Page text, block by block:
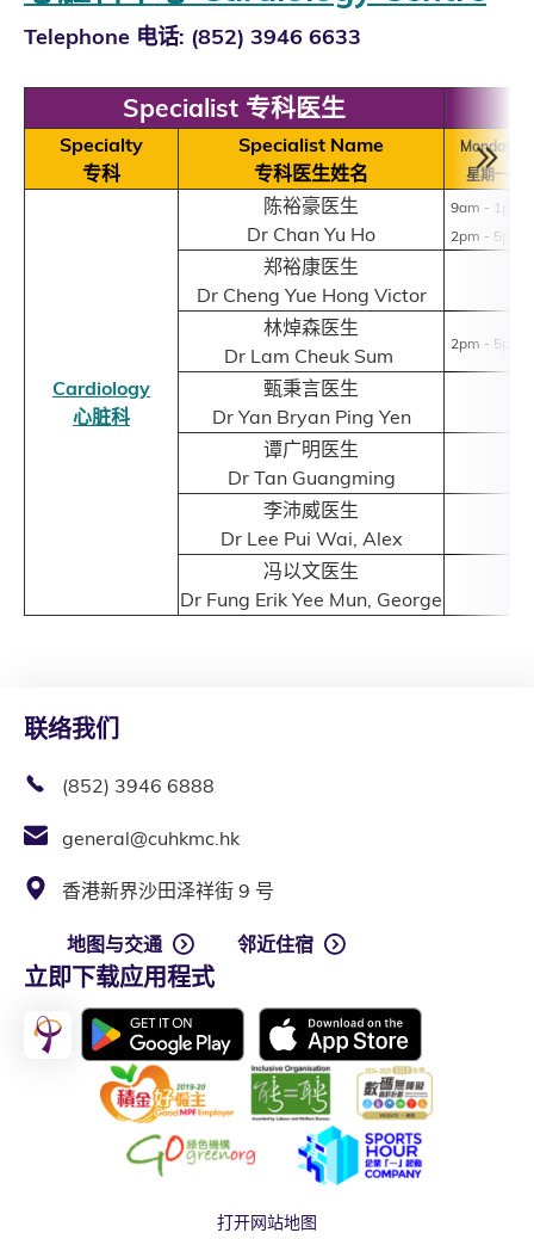
Telephone 电话: (852) 3946 6633
Specialist 专科医生
Specialty
专科
Specialist Name
专科医生姓名
Monday
星期一
Cardiology
心脏科
陈裕豪医生
Dr Chan Yu Ho
9am - 1pm
2pm - 5pm
郑裕康医生
Dr Cheng Yue Hong Victor
林焯森医生
Dr Lam Cheuk Sum
2pm - 5pm
甄秉言医生
Dr Yan Bryan Ping Yen
谭广明医生
Dr Tan Guangming
李沛威医生
Dr Lee Pui Wai, Alex
冯以文医生
Dr Fung Erik Yee Mun, George
联络我们
(852) 3946 6888
general@cuhkmc.hk
香港新界沙田泽祥街 9 号
地图与交通 邻近住宿
立即下载应用程式
打开网站地图